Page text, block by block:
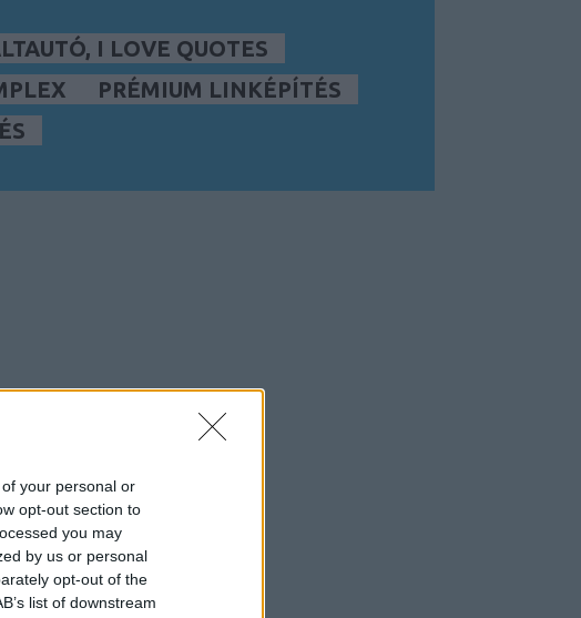
your personal or
opt-out section to
you may
by us or personal
opt-out of the
list of downstream
I LOVE QUOTES
PRÉMIUM LINKÉPÍTÉS